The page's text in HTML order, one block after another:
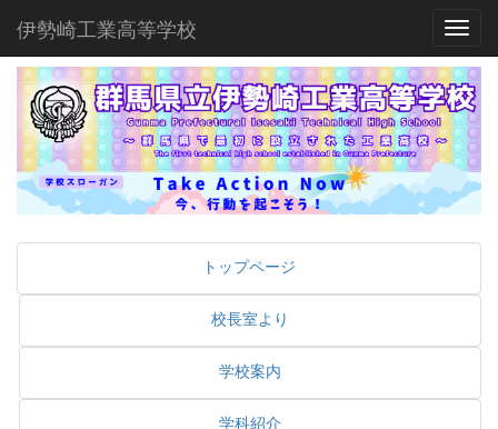
伊勢崎工業高等学校
トップページ
校長室より
学校案内
学科紹介